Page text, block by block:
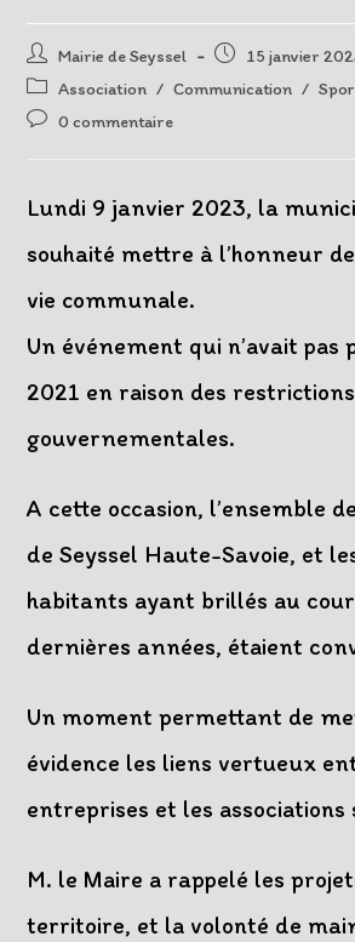
Auteur/autrice
de
la
publication :
Mairie de Seyssel
Post
published:
15 janvier
Post
category:
Association / Communication /
Post0 commentaire
Lundi 9 janvier 2023, la
souhaité mettre à l’honneur
vie communale.
Un événement qui n’avait
2021 en raison des restrictions
gouvernementales.
A cette occasion, l’ensemble
de Seyssel Haute-Savoie, et
habitants ayant brillés au
dernières années, étaient
Un moment permettant de
évidence les liens vertueux
entreprises et les associations
M. le Maire a rappelé les
territoire, et la volonté de